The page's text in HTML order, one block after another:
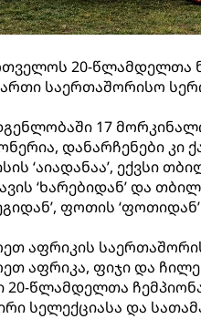
20-წლამდელთა
საერთაშორისო
17
დანარჩენები კი
‘აიადანაა’, ექვსი
‘ხარებიდან’ და
ფოთის
აფრიკის
აფრიკა, ფიჯი და
20-წლამდელთა
სელექციასა და